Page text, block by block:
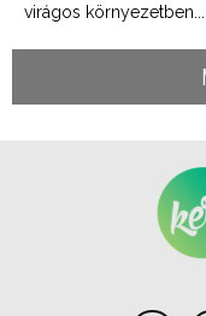
virágos környezetben...